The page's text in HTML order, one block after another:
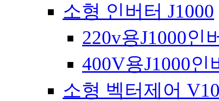
소형 인버터 J1000
220v용J1000인
400V용J1000인
소형 벡터제어